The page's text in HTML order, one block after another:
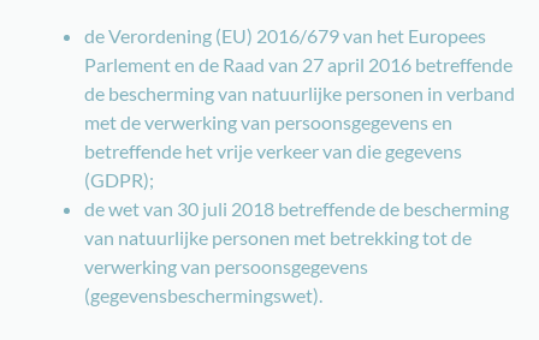
de Verordening (EU) 2016/679 van het Europees
Parlement en de Raad van 27 april 2016 betreffende
de bescherming van natuurlijke personen in verband
met de verwerking van persoonsgegevens en
betreffende het vrije verkeer van die gegevens
(GDPR);
de wet van 30 juli 2018 betreffende de bescherming
van natuurlijke personen met betrekking tot de
verwerking van persoonsgegevens
(gegevensbeschermingswet).